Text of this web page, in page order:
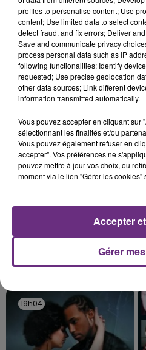
LE MAGASIN
SES PORTES
C'était l'une des
rémois. Le magasin
fermer ses portes.
TITRES DIFFUSÉS
19h12
19h12
OPHELIE WINTER
19h04
19h04
profiles to personalise content; Use
content; Use limited data to select
detect fraud, and fix errors; Deliver
Save and communicate privacy
process personal data such as IP
following functionalities: Identify
requested; Use precise geolocation
other data sources; Link different
information transmitted automatically.
Vous pouvez accepter en cliquant sur
sélectionnant les finalités et/ou
Vous pouvez également refuser en
accepter". Vos préférences ne
pouvez mettre à jour vos choix, ou
moment via le lien "Gérer les
Gérer
Accepter